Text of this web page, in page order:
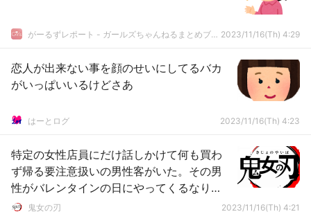
がーるずレポート - ガールズちゃんねるまとめブログ 2023/11/16(Th) 4:29
恋人が出来ない事を顔のせいにしてるバカ
がいっぱいいるけどさあ
はーとログ 2023/11/16(Th) 4:23
特定の女性店員にだけ話しかけて何も買わ
ず帰る要注意扱いの男性客がいた。その男
性がバレンタインの日にやってくるなり…
鬼女の刃 2023/11/16(Th) 4:21